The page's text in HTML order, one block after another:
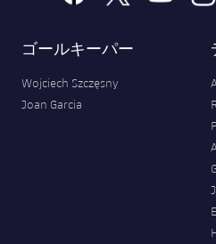
ゴールキーパー
Wojciech Szczęsny
Joan Garcia